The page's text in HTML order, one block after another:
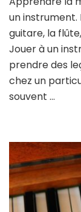
un instrument.
guitare, la
Jouer à un
prendre des
chez un
souvent …